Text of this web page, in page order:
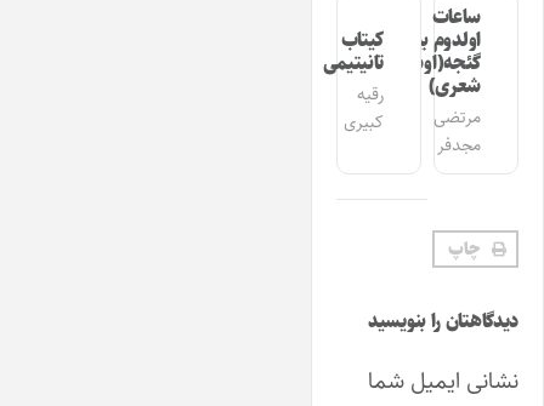
ساعات
اولدوم بیر
گئجه(اوشاق
شعری)
مرتضی
مجدفر
کیتاب
تانیتیمی
رقیه
کبیری
چاپ
دیدگاهتان را بنویسید
نشانی ایمیل شما